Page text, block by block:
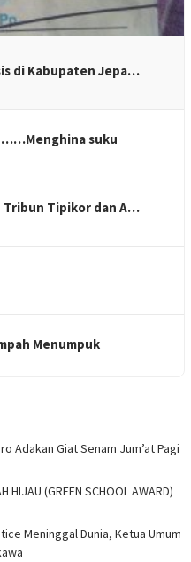
di Kabupaten Jepa…
suku
Tribun Tipikor dan A…
Menumpuk
Adakan Giat Senam Jum’at Pagi
HIJAU (GREEN SCHOOL AWARD)
Meninggal Dunia, Ketua Umum